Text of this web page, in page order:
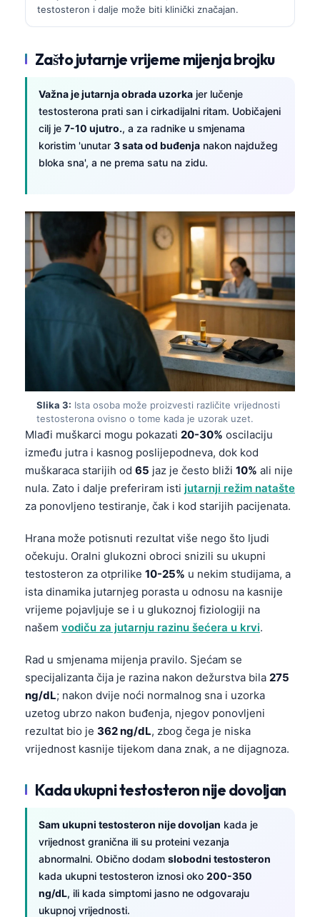
testosteron i dalje može biti klinički značajan.
Zašto jutarnje vrijeme mijenja brojku
Važna je jutarnja obrada uzorka jer lučenje
testosterona prati san i cirkadijalni ritam. Uobičajeni
cilj je 7-10 ujutro., a za radnike u smjenama
koristim 'unutar 3 sata od buđenja nakon najdužeg
bloka sna', a ne prema satu na zidu.
Slika 3: Ista osoba može proizvesti različite vrijednosti
testosterona ovisno o tome kada je uzorak uzet.
Mlađi muškarci mogu pokazati 20-30% oscilaciju
između jutra i kasnog poslijepodneva, dok kod
muškaraca starijih od 65 jaz je često bliži 10% ali nije
nula. Zato i dalje preferiram isti jutarnji režim natašte
za ponovljeno testiranje, čak i kod starijih pacijenata.
Hrana može potisnuti rezultat više nego što ljudi
očekuju. Oralni glukozni obroci snizili su ukupni
testosteron za otprilike 10-25% u nekim studijama, a
ista dinamika jutarnjeg porasta u odnosu na kasnije
vrijeme pojavljuje se i u glukoznoj fiziologiji na
našem vodiču za jutarnju razinu šećera u krvi.
Rad u smjenama mijenja pravilo. Sjećam se
specijalizanta čija je razina nakon dežurstva bila 275
ng/dL; nakon dvije noći normalnog sna i uzorka
uzetog ubrzo nakon buđenja, njegov ponovljeni
rezultat bio je 362 ng/dL, zbog čega je niska
vrijednost kasnije tijekom dana znak, a ne dijagnoza.
Kada ukupni testosteron nije dovoljan
Sam ukupni testosteron nije dovoljan kada je
vrijednost granična ili su proteini vezanja
abnormalni. Obično dodam slobodni testosteron
kada ukupni testosteron iznosi oko 200-350
ng/dL, ili kada simptomi jasno ne odgovaraju
ukupnoj vrijednosti.